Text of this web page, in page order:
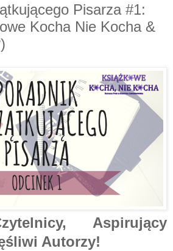
Pisarza #1:
Kocha Nie Kocha &
Aspirujący
Autorzy!